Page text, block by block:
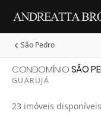
São Pedro
CONDOMÍNIOSÃO
GUARUJÁ
Conheça
23 imóveis disponíveis